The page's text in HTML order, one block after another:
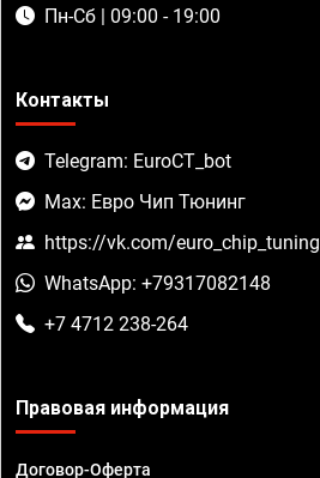
Пн-Сб | 09:00 - 19:00
Контакты
Telegram: EuroCT_bot
Max: Евро Чип Тюнинг
https://vk.com/euro_chip_tuning
WhatsApp: +79317082148
+7 4712 238-264
Правовая информация
Договор-Оферта